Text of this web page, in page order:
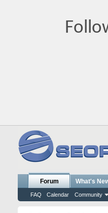
Forum
FAQ Calendar Community
What's